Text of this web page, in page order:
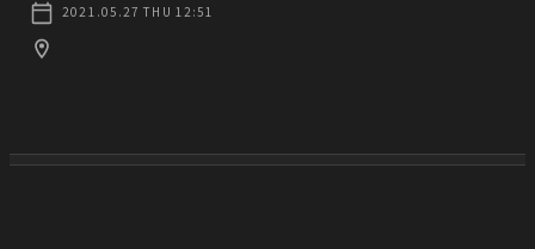
2021.05.27 THU 12:51